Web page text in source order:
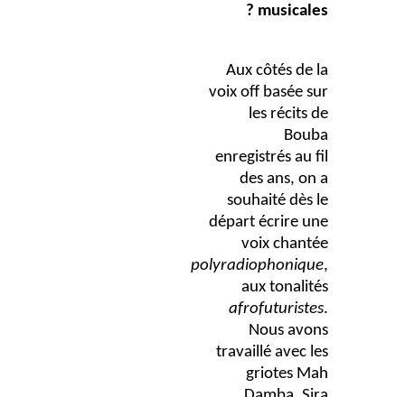
musicales ?
Aux côtés de la
voix off basée sur
les récits de
Bouba
enregistrés au fil
des ans, on a
souhaité dès le
départ écrire une
voix chantée
polyradiophonique,
aux tonalités
afrofuturistes.
Nous avons
travaillé avec les
griotes Mah